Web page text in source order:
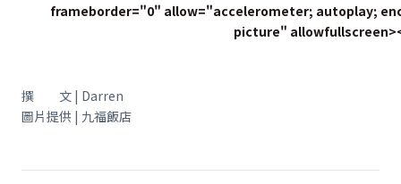
frameborder="0" allow="accelerometer; autoplay;
picture"
撰 文 | Darren
圖片提供 | 九福飯店